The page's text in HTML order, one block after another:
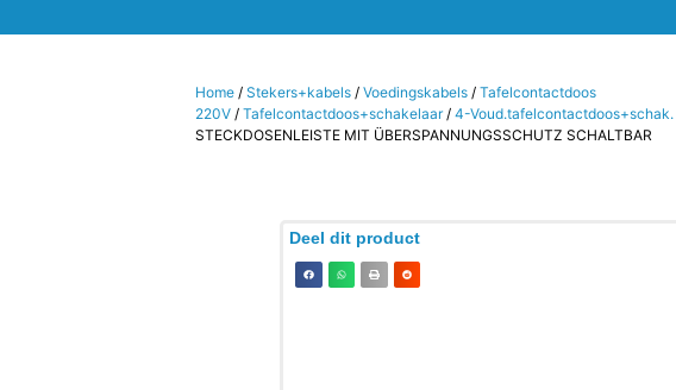
Home /Stekers+kabels /Voedingskabels /Tafelcontactdoos
220V /Tafelcontactdoos+schakelaar/4-Voud.tafelcontactdoos+schak.
STECKDOSENLEISTE MIT ÜBERSPANNUNGSSCHUTZ SCHALTBAR
Deel dit product